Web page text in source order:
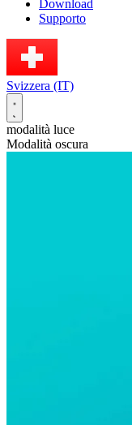
Download
Supporto
Svizzera (IT)
modalità luce
Modalità oscura